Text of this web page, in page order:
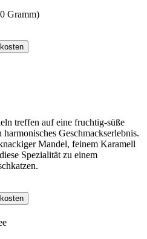
Gramm)
treffen auf eine fruchtig-süße
Geschmackserlebnis.
Mandel, feinem Karamell
Spezialität zu einem